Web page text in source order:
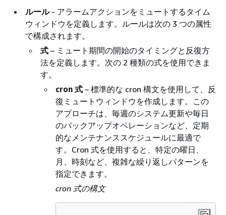
ルール- アラームアクションをミュートするタイム
ウィンドウを定義します。ルールは次の 3 つの属性
で構成されます。
式 – ミュート期間の開始のタイミングと反復方
法を定義します。次の 2 種類の式を使用できま
す。
cron 式 – 標準的な cron 構文を使用して、反
復ミュートウィンドウを作成します。この
アプローチは、毎週のシステム更新や毎日
のバックアップオペレーションなど、定期
的なメンテナンススケジュールに最適で
す。Cron 式を使用すると、特定の曜日、
月、時刻など、複雑な繰り返しパターンを
指定できます。
cron 式の構文